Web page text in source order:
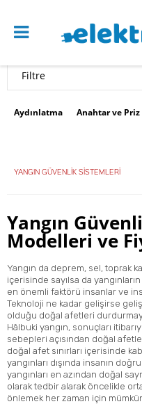
Filtre
Aydınlatma Anahtar ve Priz
YANGIN GÜVENLIK SISTEMLERI
Yangın
Modelleri ve
Yangın da deprem, sel, toprak
içerisinde sayılsa da
en önemli faktörü insanlar ve
Teknoloji ne kadar gelişirse
olduğu doğal afetleri
Hâlbuki yangın, sonuçları
sebepleri açısından doğal
doğal afet sınırları içerisinde
yangınları dışında insanın
yangınları en azından doğal
olarak tedbir alarak öncelikle
önlemek her zaman için